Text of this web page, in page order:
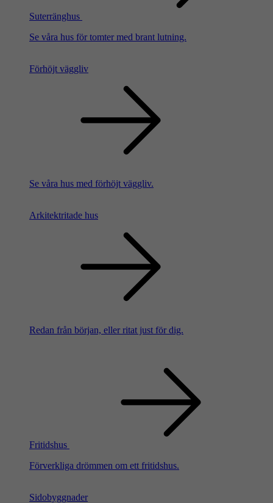
Suterränghus
Se våra hus för tomter med brant lutning.
Förhöjt väggliv
Se våra hus med förhöjt väggliv.
Arkitektritade hus
Redan från början, eller ritat just för dig.
Fritidshus
Förverkliga drömmen om ett fritidshus.
Sidobyggnader